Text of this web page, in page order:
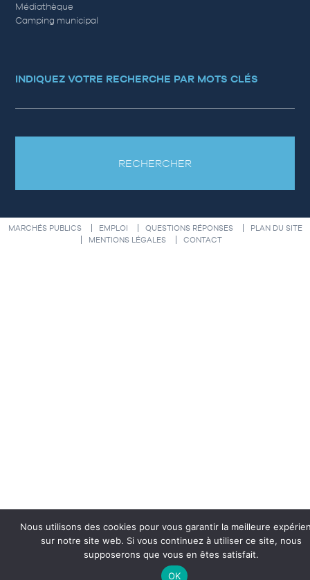
Médiathèque
Camping municipal
INDIQUEZ VOTRE RECHERCHE PAR MOTS CLÉS
RECHERCHER
MARCHÉS PUBLICS EMPLOI QUESTIONS RÉPONSES
PLAN DU SITE
MENTIONS LÉGALES
CONTACT
Nous utilisons des cookies pour vous garantir la meilleure
sur notre site web. Si vous continuez à utiliser ce site, nous
supposerons que vous en êtes satisfait.
OK